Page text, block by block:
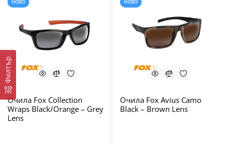
Филтър
НОВО
Очила Fox Collection
Wraps Black/Orange – Grey
Lens
НОВО
Очила Fox Avius Camo
Black – Brown Lens